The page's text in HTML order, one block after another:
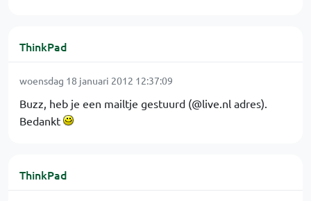
ThinkPad
woensdag 18 januari 2012 12:37:09
Buzz, heb je een mailtje gestuurd (@live.nl adres).
Bedankt
ThinkPad